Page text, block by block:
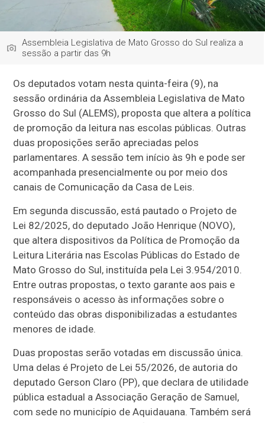
Assembleia Legislativa de Mato Grosso do Sul realiza a
sessão a partir das 9h
Os deputados votam nesta quinta-feira (9), na
sessão ordinária da Assembleia Legislativa de Mato
Grosso do Sul (ALEMS), proposta que altera a política
de promoção da leitura nas escolas públicas. Outras
duas proposições serão apreciadas pelos
parlamentares. A sessão tem início às 9h e pode ser
acompanhada presencialmente ou por meio dos
canais de Comunicação da Casa de Leis.
Em segunda discussão, está pautado o Projeto de
Lei 82/2025, do deputado João Henrique (NOVO),
que altera dispositivos da Política de Promoção da
Leitura Literária nas Escolas Públicas do Estado de
Mato Grosso do Sul, instituída pela Lei 3.954/2010.
Entre outras propostas, o texto garante aos pais e
responsáveis o acesso às informações sobre o
conteúdo das obras disponibilizadas a estudantes
menores de idade.
Duas propostas serão votadas em discussão única.
Uma delas é Projeto de Lei 55/2026, de autoria do
deputado Gerson Claro (PP), que declara de utilidade
pública estadual a Associação Geração de Samuel,
com sede no município de Aquidauana. Também será